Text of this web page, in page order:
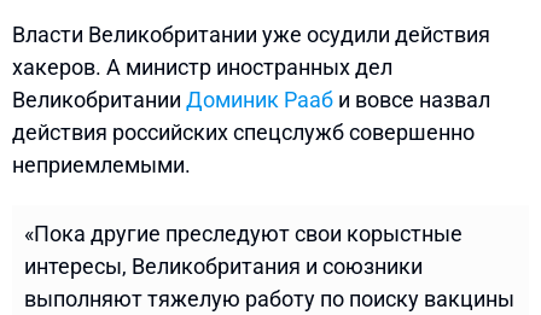
Власти Великобритании уже осудили действия
хакеров. А министр иностранных дел
Великобритании Доминик Рааб и вовсе назвал
действия российских спецслужб совершенно
неприемлемыми.
«Пока другие преследуют свои корыстные
интересы, Великобритания и союзники
выполняют тяжелую работу по поиску вакцины